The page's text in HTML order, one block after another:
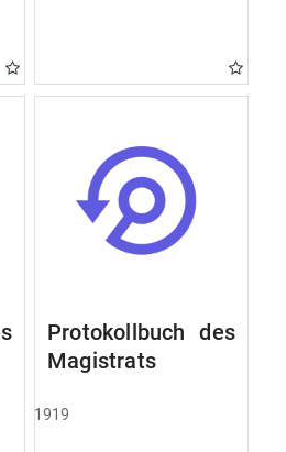
Protokollbuch des
Magistrats
1919